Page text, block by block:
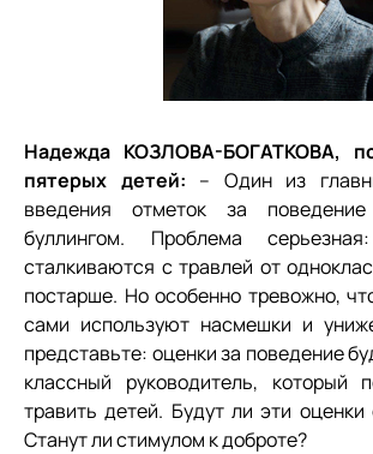
Надежда КОЗЛОВА-БОГАТКОВА,
пятерых детей: – Один из
введения отметок за
буллингом. Проблема
сталкиваются с травлей от
постарше. Но особенно тревожно,
сами используют насмешки и
представьте: оценки за поведение
классный руководитель, который
травить детей. Будут ли эти оценки
Станут ли стимулом к доброте?